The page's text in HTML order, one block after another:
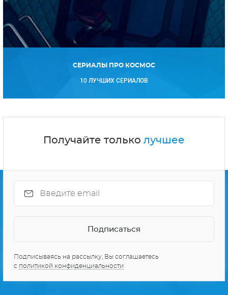
СЕРИАЛЫ ПРО КОСМОС
10 ЛУЧШИХ СЕРИАЛОВ
Получайте только лучшее
Подписываясь на рассылку, Вы соглашаетесь
с политикой конфиденциальности